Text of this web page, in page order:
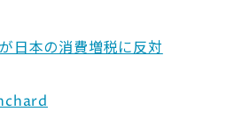
日本の消費増税に反対